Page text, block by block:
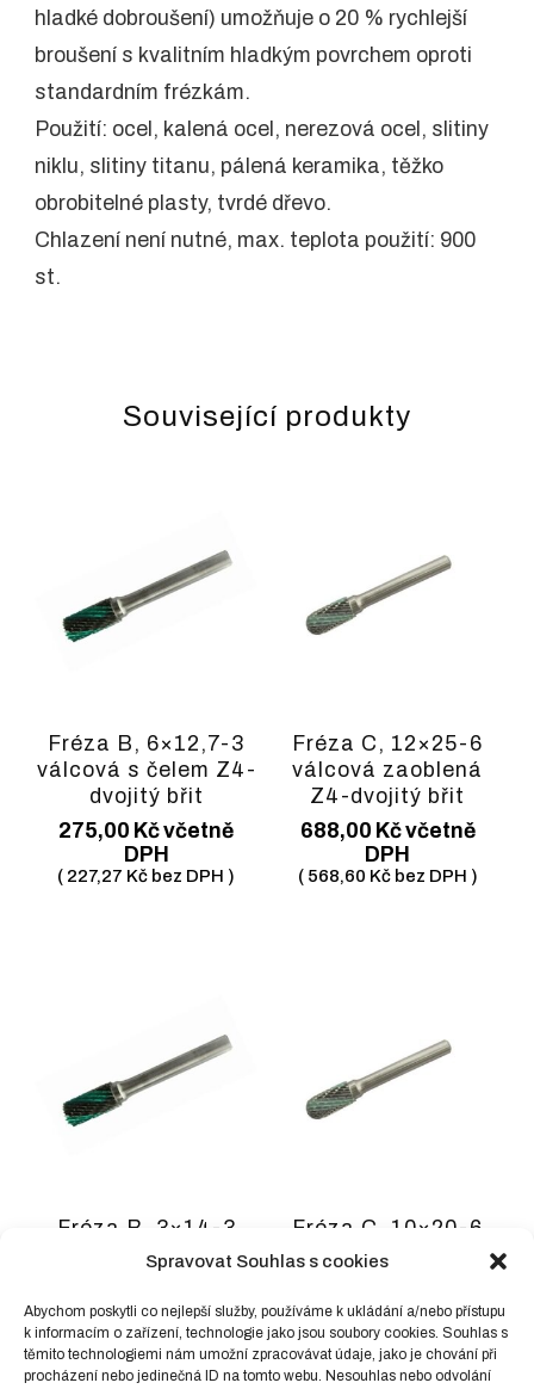
Spravovat Souhlas s cookies
Abychom poskytli co nejlepší služby, používáme k ukládání a/nebo přístupu
k informacím o zařízení, technologie jako jsou soubory cookies. Souhlas s
těmito technologiemi nám umožní zpracovávat údaje, jako je chování při
procházení nebo jedinečná ID na tomto webu. Nesouhlas nebo odvolání
hladké dobroušení) umožňuje o 20 % rychlejší
broušení s kvalitním hladkým povrchem oproti
standardním frézkám.
Použití: ocel, kalená ocel, nerezová ocel, slitiny
niklu, slitiny titanu, pálená keramika, těžko
obrobitelné plasty, tvrdé dřevo.
Chlazení není nutné, max. teplota použití: 900
st.
Související produkty
Fréza B, 6×12,7-3
válcová s čelem Z4-
dvojitý břit
275,00 Kčvčetně
DPH
( 227,27 Kč bez DPH )
Fréza C, 12×25-6
válcová zaoblená
Z4-dvojitý břit
688,00 Kčvčetně
DPH
( 568,60 Kčbez DPH )
Fréza B, 3×14-3
válcová s čelem Z4-
220,00Kčvčetně
DPH
(181,82Kčbez DPH )
Fréza C, 10×20-6
válcová zaoblená
592,00Kčvčetně
DPH
(489,26Kčbez DPH )